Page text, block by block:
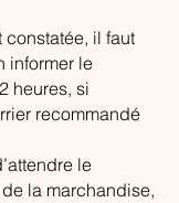
constatée, il faut
informer le
heures, si
recommandé
le
la marchandise,